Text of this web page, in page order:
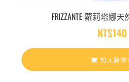
FRIZZANTE 蘿莉塔娜
NT$140
加入購物